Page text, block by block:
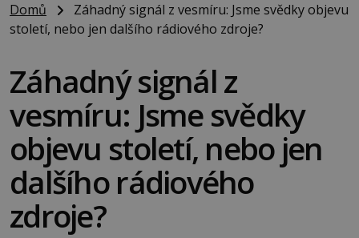
Domů
Záhadný signál z vesmíru: Jsme svědky objevu
století, nebo jen dalšího rádiového zdroje?
Záhadný signál z
vesmíru: Jsme svědky
objevu století, nebo jen
dalšího rádiového
zdroje?